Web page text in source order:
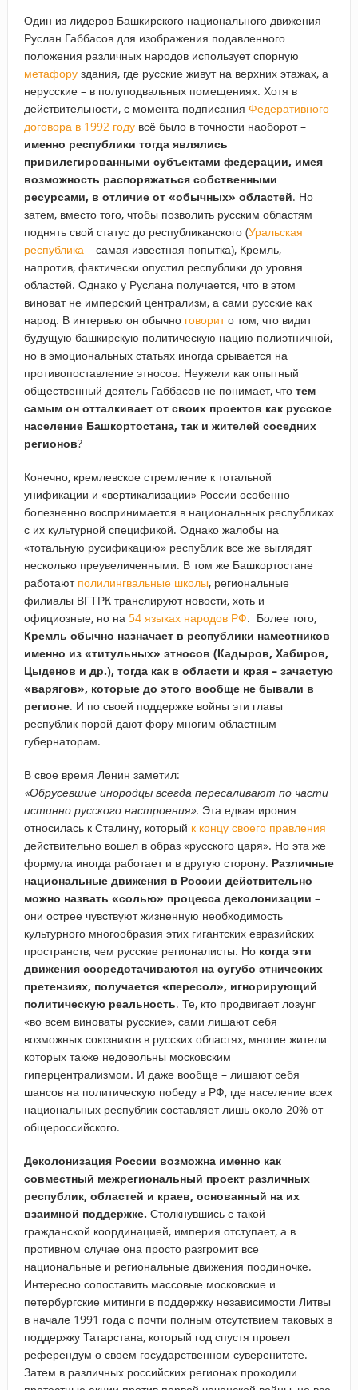
Один из лидеров Башкирского национального движения
Руслан Габбасов для изображения подавленного
положения различных народов использует спорную
метафоруздания, где русские живут на верхних этажах, а
нерусские – в полуподвальных помещениях. Хотя в
действительности, с момента подписания Федеративного
договора в 1992 годувсё было в точности наоборот –
именно республики тогда являлись
привилегированными субъектами федерации, имея
возможность распоряжаться собственными
ресурсами, в отличие от «обычных» областей. Но
затем, вместо того, чтобы позволить русским областям
поднять свой статус до республиканского (Уральская
республика– самая известная попытка), Кремль,
напротив, фактически опустил республики до уровня
областей. Однако у Руслана получается, что в этом
виноват не имперский централизм, а сами русские как
народ. В интервью он обычно говорито том, что видит
будущую башкирскую политическую нацию полиэтничной,
но в эмоциональных статьях иногда срывается на
противопоставление этносов. Неужели как опытный
общественный деятель Габбасов не понимает, что тем
самым он отталкивает от своих проектов как русское
население Башкортостана, так и жителей соседних
регионов?
Конечно, кремлевское стремление к тотальной
унификации и «вертикализации» России особенно
болезненно воспринимается в национальных республиках
с их культурной спецификой. Однако жалобы на
«тотальную русификацию» республик все же выглядят
несколько преувеличенными. В том же Башкортостане
работают полилингвальные школы, региональные
филиалы ВГТРК транслируют новости, хоть и
официозные, но на 54 языках народов РФ. Более того,
Кремль обычно назначает в республики наместников
именно из «титульных» этносов (Кадыров, Хабиров,
Цыденов и др.), тогда как в области и края – зачастую
«варягов», которые до этого вообще не бывали в
регионе. И по своей поддержке войны эти главы
республик порой дают фору многим областным
губернаторам.
В свое время Ленин заметил:
«Обрусевшие инородцы всегда пересаливают по части
истинно русского настроения». Эта едкая ирония
относилась к Сталину, который к концу своего правления
действительно вошел в образ «русского царя». Но эта же
формула иногда работает и в другую сторону. Различные
национальные движения в России действительно
можно назвать «солью» процесса деколонизации –
они острее чувствуют жизненную необходимость
культурного многообразия этих гигантских евразийских
пространств, чем русские регионалисты. Но когда эти
движения сосредотачиваются на сугубо этнических
претензиях, получается «пересол», игнорирующий
политическую реальность. Те, кто продвигает лозунг
«во всем виноваты русские», сами лишают себя
возможных союзников в русских областях, многие жители
которых также недовольны московским
гиперцентрализмом. И даже вообще – лишают себя
шансов на политическую победу в РФ, где население всех
национальных республик составляет лишь около 20% от
общероссийского.
Деколонизация России возможна именно как
совместный межрегиональный проект различных
республик, областей и краев, основанный на их
взаимной поддержке. Столкнувшись с такой
гражданской координацией, империя отступает, а в
противном случае она просто разгромит все
национальные и региональные движения поодиночке.
Интересно сопоставить массовые московские и
петербургские митинги в поддержку независимости Литвы
в начале 1991 года с почти полным отсутствием таковых в
поддержку Татарстана, который год спустя провел
референдум о своем государственном суверенитете.
Затем в различных российских регионах проходили